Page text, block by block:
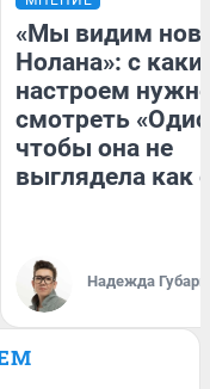
«Мы видим
Нолана»: с
настроем
смотреть
чтобы она не
выглядела как
Надежда Губарь